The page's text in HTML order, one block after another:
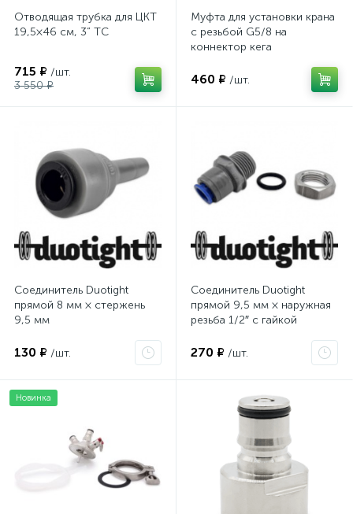
Отводящая трубка для ЦКТ
19,5×46 см, 3” TC
715 ₽ /шт.
3 550 ₽
Муфта для установки крана
с резьбой G5/8 на
коннектор кега
460 ₽ /шт.
Соединитель Duotight
прямой 8 мм × стержень
9,5 мм
130 ₽ /шт.
Соединитель Duotight
прямой 9,5 мм × наружная
резьба 1/2″ с гайкой
270 ₽ /шт.
Новинка